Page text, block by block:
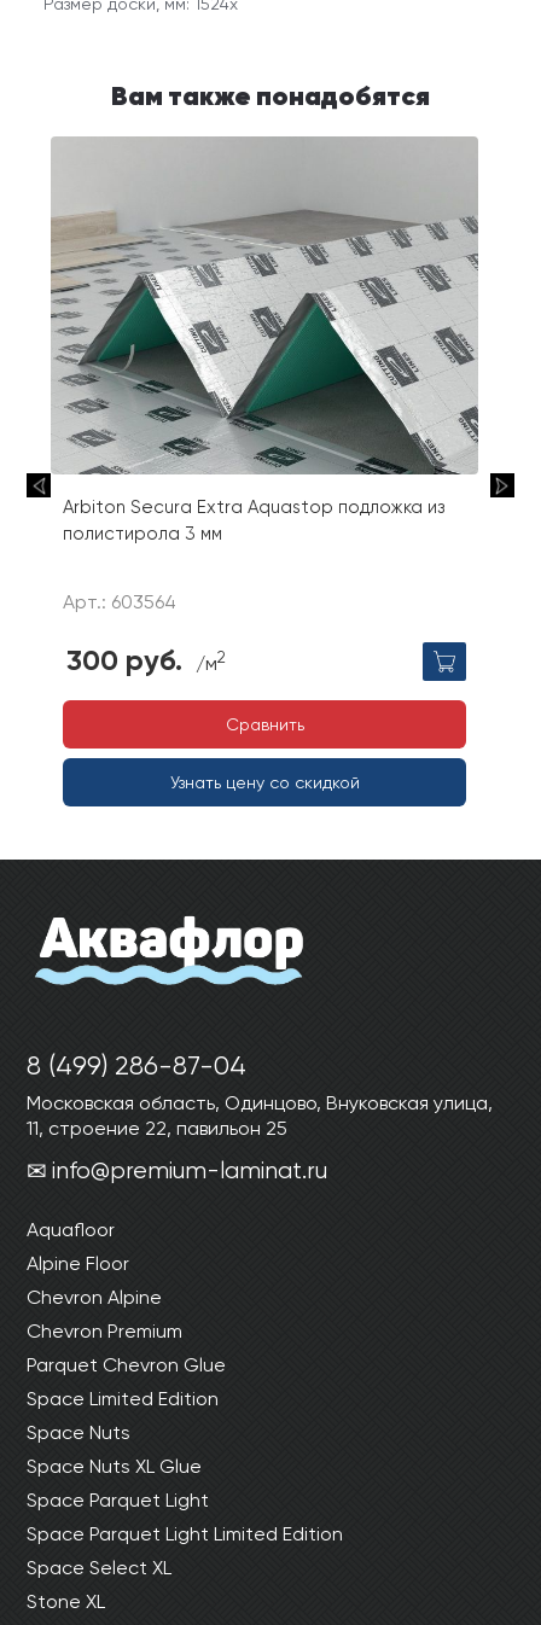
Вам также понадобятся
Arbiton Secura Extra Aquastop подложка из
полистирола 3 мм
Арт.: 603564
300 руб. /м2
Сравнить
Узнать цену со скидкой
8 (499) 286-87-04
Московская область, Одинцово, Внуковская улица,
11, строение 22, павильон 25
info@premium-laminat.ru
Aquafloor
Alpine Floor
Chevron Alpine
Chevron Premium
Parquet Chevron Glue
Space Limited Edition
Space Nuts
Space Nuts XL Glue
Space Parquet Light
Space Parquet Light Limited Edition
Space Select XL
Stone XL